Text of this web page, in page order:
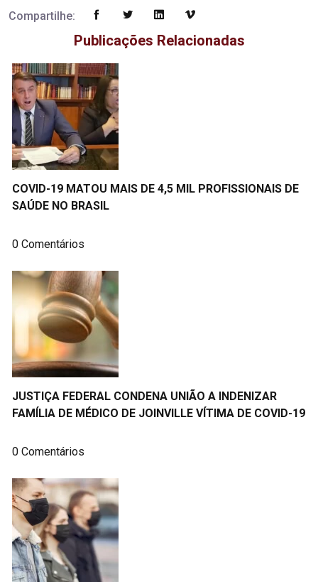
Compartilhe:
Publicações Relacionadas
COVID-19 MATOU MAIS DE 4,5 MIL PROFISSIONAIS DE
SAÚDE NO BRASIL
0 Comentários
JUSTIÇA FEDERAL CONDENA UNIÃO A INDENIZAR
FAMÍLIA DE MÉDICO DE JOINVILLE VÍTIMA DE COVID-19
0 Comentários